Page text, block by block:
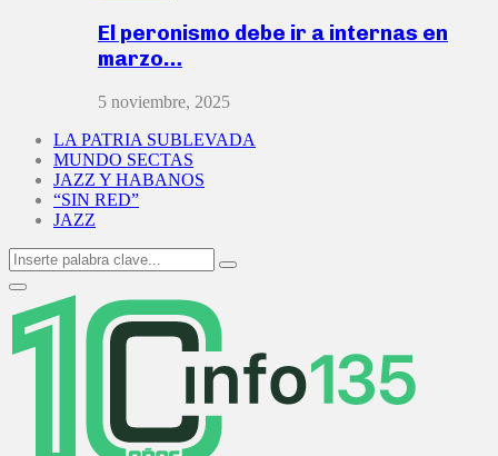
El peronismo debe ir a internas en
marzo…
5 noviembre, 2025
LA PATRIA SUBLEVADA
MUNDO SECTAS
JAZZ Y HABANOS
“SIN RED”
JAZZ
Search
for:
Search
Primary
Menu